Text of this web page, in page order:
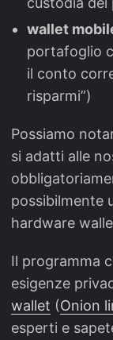
wallet
portafoglio
il conto
risparmi”)
Possiamo
si adatti alle
possibilmente
hardware
Il programma
esigenze
wallet (Onion
esperti e